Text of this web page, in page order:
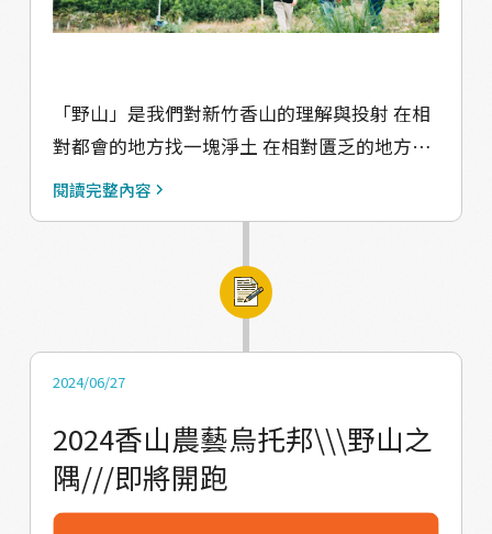
圖：https://reurl.cc/NlMmMm
它們； 緊接著由Dye業的威棣老師引導製作植
快樂，是任誰也取代不了的～ 󠀠󠀠 接下來布面仍
會由 Dye業｜dyeyé studio 進行二次染製， 象
徵著建築在社區也而美的基礎之上，地方上的
青年結合自身的專業技術， 玩味出真盛屬於土
┎━━━━━━━━━━━━━━━━━━┒
⏯︎ 󠀠󠀠󠀠 󠀠 󠀠 󠀠 󠀠#香山農村藝術創作季 #野山之隅
┖━━━━━━━━━━━━━━━━━━┚
「野山」是我們對新竹香山的理解與投射 在相
對都會的地方找一塊淨土 在相對匱乏的地方找
一片綠洲 於是我們在香山不同的社區之間活
地方的想像。
閱讀完整內容
2024/06/27
2024香山農藝烏托邦\\\野山之
隅///即將開跑